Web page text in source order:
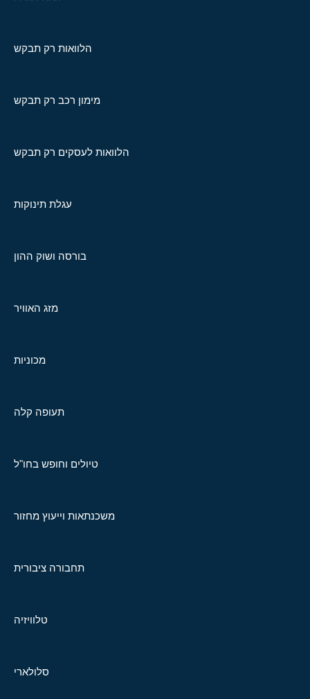
הלוואות רק תבקש
מימון רכב רק תבקש
הלוואות לעסקים רק תבקש
עגלת תינוקות
בורסה ושוק ההון
מזג האוויר
מכוניות
תעופה קלה
טיולים וחופש בחו"ל
משכנתאות וייעוץ מחזור
תחבורה ציבורית
טלוויזיה
סלולארי